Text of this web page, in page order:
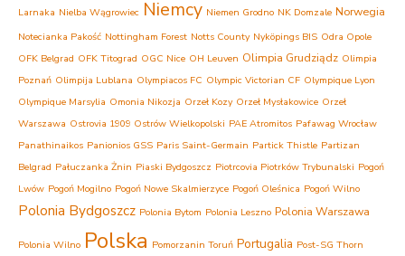
Larnaka Nielba Wągrowiec Niemcy Niemen Grodno NK Domzale Norwegia
Notecianka Pakość Nottingham Forest Notts County Nyköpings BIS Odra Opole
OFK Belgrad OFK Titograd OGC Nice OH Leuven Olimpia Grudziądz Olimpia
Poznań Olimpija Lublana Olympiacos FC Olympic Victorian CF Olympique Lyon
Olympique Marsylia Omonia Nikozja Orzeł Kozy Orzeł Mysłakowice Orzeł
Warszawa Ostrovia 1909 Ostrów Wielkopolski PAE Atromitos Pafawag Wrocław
Panathinaikos Panionios GSS Paris Saint-Germain Partick Thistle Partizan
Belgrad Pałuczanka Żnin Piaski Bydgoszcz Piotrcovia Piotrków Trybunalski Pogoń
Lwów Pogoń Mogilno Pogoń Nowe Skalmierzyce Pogoń Oleśnica Pogoń Wilno
Polonia Bydgoszcz Polonia Bytom Polonia Leszno Polonia Warszawa
Polonia Wilno Polska Pomorzanin Toruń Portugalia Post-SG Thorn